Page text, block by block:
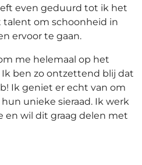
even geduurd tot ik het
talent om schoonheid in
ervoor te gaan.
me helemaal op het
ben zo ontzettend blij dat
Ik geniet er echt van om
unieke sieraad. Ik werk
en wil dit graag delen met